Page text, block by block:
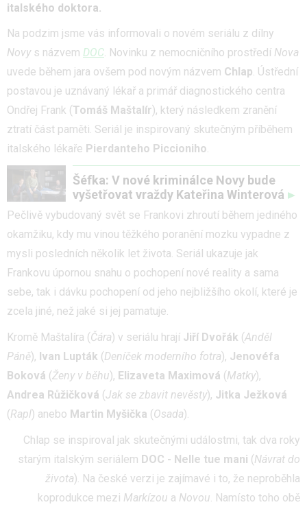
italského doktora.
Na podzim jsme vás informovali o novém seriálu z dílny
Novy s názvem DOC. Novinku z nemocničního prostředí Nova
uvede během jara ovšem pod novým názvem Chlap. Ústřední
postavou je uznávaný lékař a primář diagnostického centra
Ondřej Frank (Tomáš Maštalír), který následkem zranění
ztratí část paměti. Seriál je inspirovaný skutečným příběhem
italského lékaře Pierdanteho Piccioniho.
Šéfka: V nové kriminálce Novy bude
vyšetřovat vraždy Kateřina Winterová
Pečlivě vybudovaný svět se Frankovi zhroutí během jediného
okamžiku, kdy mu vinou těžkého poranění mozku vypadne z
mysli posledních několik let života. Seriál ukazuje jak
Frankovu úpornou snahu o pochopení nové reality a sama
sebe, tak i dávku pochopení od jeho nejbližšího okolí, které je
zcela jiné, než jaké si jej pamatuje.
Kromě Maštalíra (Čára) v seriálu hrají Jiří Dvořák (Anděl
Páně), Ivan Lupták (Deníček moderního fotra), Jenovéfa
Boková (Ženy v běhu), Elizaveta Maximová (Matky),
Andrea Růžičková (Jak se zbavit nevěsty), Jitka Ježková
(Rapl) anebo Martin Myšička (Osada).
Chlap se inspiroval jak skutečnými událostmi, tak dva roky
starým italským seriálem DOC - Nelle tue mani (Návrat do
života). Na české verzi je zajímavé i to, že neproběhla
koprodukce mezi Markízou a Novou. Namísto toho obě